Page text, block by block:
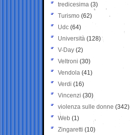
tredicesima (3)
Turismo (62)
Udc (64)
Università (128)
V-Day (2)
Veltroni (30)
Vendola (41)
Verdi (16)
Vincenzi (30)
violenza sulle donne (342)
Web (1)
Zingaretti (10)